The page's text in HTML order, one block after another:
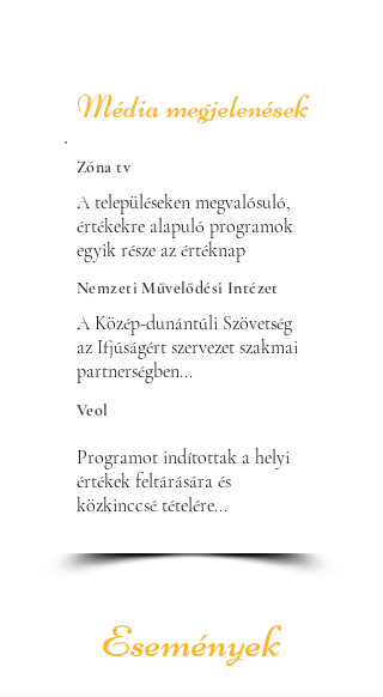
Média megjelenések
Zóna tv
A településeken megvalósuló,
értékekre alapuló programok
egyik része az értéknap
Nemzeti Művelődési Intézet
A Közép-dunántúli Szövetség
az Ifjúságért szervezet szakmai
partnerségben...
Veol
Programot indítottak a helyi
értékek feltárására és
közkinccsé tételére...
Események